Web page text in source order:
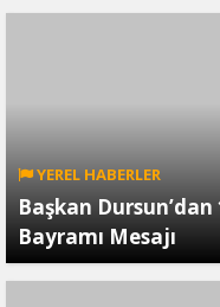
YEREL HABERLER
Başkan Dursun’dan
Bayramı Mesajı